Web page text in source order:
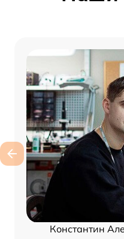
Константин